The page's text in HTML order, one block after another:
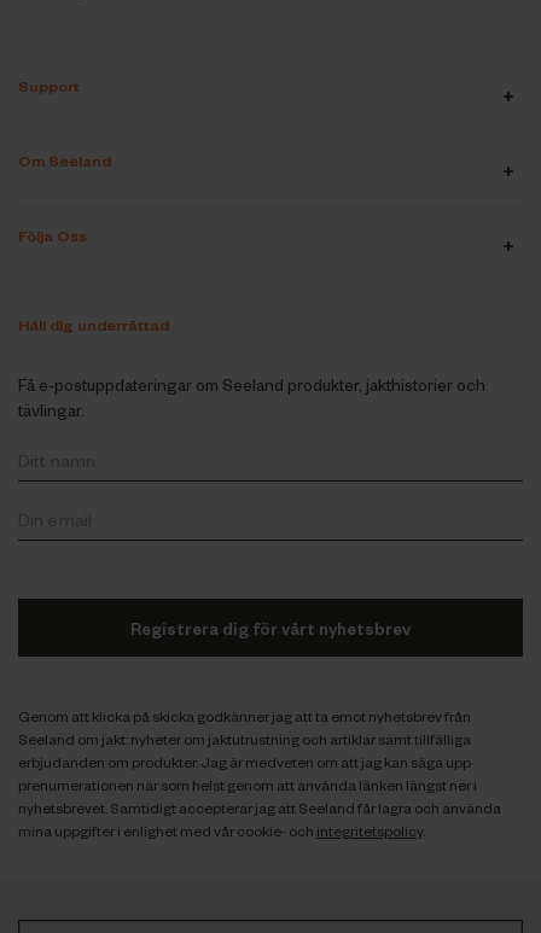
Support
Om Seeland
Följa Oss
Håll dig underrättad
Få e-postuppdateringar om Seeland produkter, jakthistorier och
tävlingar.
Registrera dig för vårt nyhetsbrev
Genom att klicka på skicka godkänner jag att ta emot nyhetsbrev från
Seeland om jakt: nyheter om jaktutrustning och artiklar samt tillfälliga
erbjudanden om produkter. Jag är medveten om att jag kan säga upp
prenumerationen när som helst genom att använda länken längst ner i
nyhetsbrevet. Samtidigt accepterar jag att Seeland får lagra och använda
mina uppgifter i enlighet med vår cookie- och integritetspolicy.